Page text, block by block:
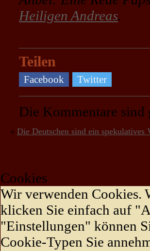
Heiligen Andreas.
Teilen
Facebook Twitter
Die Kommentare sind
« Die Deutschen sind ein spekulatives
Cookies
Wir verwenden Cookies.
klicken Sie einfach auf
"Einstellungen" können
Cookie-Typen Sie